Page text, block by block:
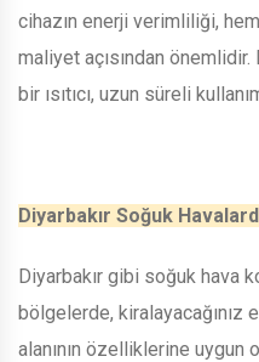
cihazın enerji verimliliği,
maliyet açısından
bir ısıtıcı, uzun süreli
Diyarbakır Soğuk
Diyarbakır gibi soğuk hava
bölgelerde, kiralayacağınız
alanının özelliklerine uygun